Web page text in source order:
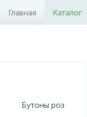
Главная Каталог
Бутоны роз